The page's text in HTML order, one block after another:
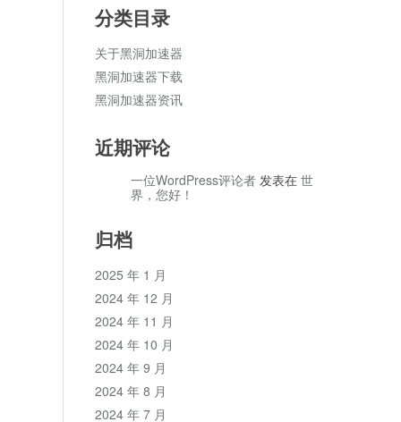
分类目录
关于黑洞加速器
黑洞加速器下载
黑洞加速器资讯
近期评论
一位WordPress评论者 发表在 世
界，您好！
归档
2025 年 1 月
2024 年 12 月
2024 年 11 月
2024 年 10 月
2024 年 9 月
2024 年 8 月
2024 年 7 月